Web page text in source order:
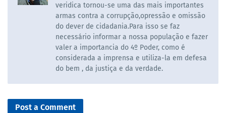
veridica tornou-se uma das mais importantes
armas contra a corrupção,opressão e omissão
do dever de cidadania.Para isso se faz
necessário informar a nossa população e fazer
valer a importancia do 4º Poder, como é
considerada a imprensa e utiliza-la em defesa
do bem , da justiça e da verdade.
Post a Comment